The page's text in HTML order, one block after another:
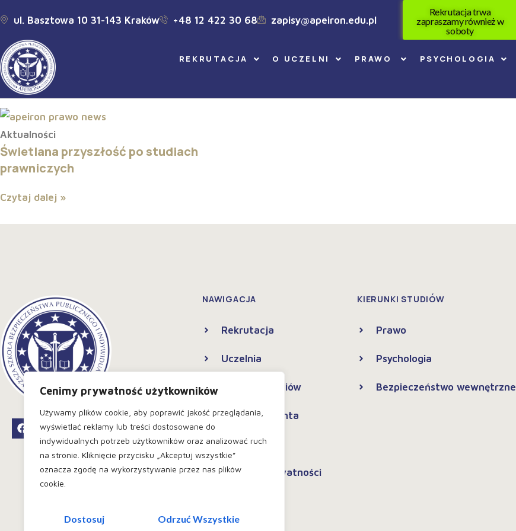
Cenimy prywatność użytkowników
Używamy plików cookie, aby poprawić jakość przeglądania,
wyświetlać reklamy lub treści dostosowane do
indywidualnych potrzeb użytkowników oraz analizować ruch
na stronie. Kliknięcie przycisku „Akceptuj wszystkie”
oznacza zgodę na wykorzystywanie przez nas plików
cookie.
Dostosuj Odrzuć Wszystkie
ul. Basztowa 10 31-143 Kraków +48 12 422 30 68 zapisy@apeiron.edu.pl
Rekrutacja trwa
zapraszamy również w
soboty
REKRUTACJA O UCZELNI PRAWO PSYCHOLOGIA
Aktualności
Aktualności
Świetlana przyszłość po studiach
prawniczych
Czytaj dalej »
NAWIGACJA
Rekrutacja
Uczelnia
Kierunki Studiów
Strefa studenta
Kontakt
Polityka prywatności
KIERUNKI STUDIÓW
Prawo
Psychologia
Bezpieczeństwo wewnętrzne